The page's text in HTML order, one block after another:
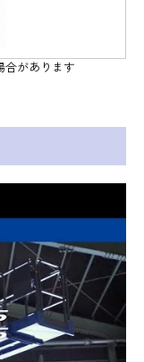
があります